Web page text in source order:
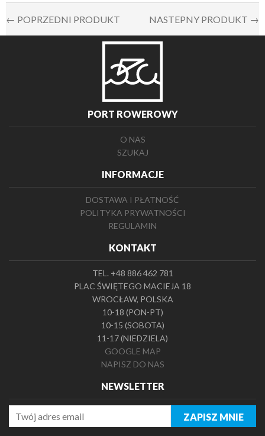
← POPRZEDNI PRODUKT NASTEPNY PRODUKT →
PORT ROWEROWY
O NAS
SZUKAJ
INFORMACJE
DOSTAWA I PŁATNOŚĆ
POLITYKA PRYWATNOŚCI
REGULAMIN
KONTAKT
TEL. +48 886 462 781
PLAC ŚWIĘTEGO MACIEJA 18
WROCŁAW, POLSKA
10-18 (PON-PT)
10-15 (SOBOTA)
11-17 (NIEDZIELA)
GOOGLE MAP
NAPISZ DO NAS
NEWSLETTER